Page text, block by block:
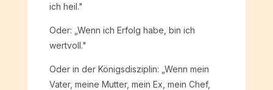
ich heil."
Oder: „Wenn ich Erfolg habe, bin ich
wertvoll."
Oder in der Königsdisziplin: „Wenn mein
Vater, meine Mutter, mein Ex, mein Chef,